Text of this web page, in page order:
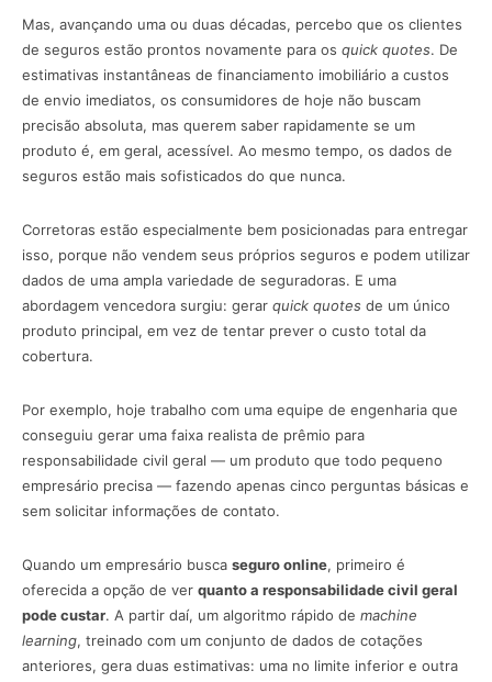
Mas, avançando uma ou duas décadas, percebo que os clientes
de seguros estão prontos novamente para os quick quotes. De
estimativas instantâneas de financiamento imobiliário a custos
de envio imediatos, os consumidores de hoje não buscam
precisão absoluta, mas querem saber rapidamente se um
produto é, em geral, acessível. Ao mesmo tempo, os dados de
seguros estão mais sofisticados do que nunca.
Corretoras estão especialmente bem posicionadas para entregar
isso, porque não vendem seus próprios seguros e podem utilizar
dados de uma ampla variedade de seguradoras. E uma
abordagem vencedora surgiu: gerar quick quotes de um único
produto principal, em vez de tentar prever o custo total da
cobertura.
Por exemplo, hoje trabalho com uma equipe de engenharia que
conseguiu gerar uma faixa realista de prêmio para
responsabilidade civil geral — um produto que todo pequeno
empresário precisa — fazendo apenas cinco perguntas básicas e
sem solicitar informações de contato.
Quando um empresário busca seguro online, primeiro é
oferecida a opção de ver quanto a responsabilidade civil geral
pode custar. A partir daí, um algoritmo rápido de machine
learning, treinado com um conjunto de dados de cotações
anteriores, gera duas estimativas: uma no limite inferior e outra